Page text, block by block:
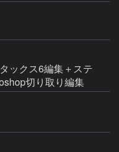
ックス6編集＋ステ
切り取り編集